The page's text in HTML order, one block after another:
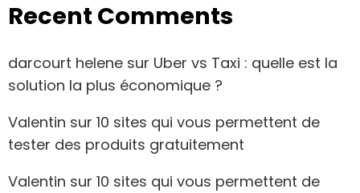
Recent Comments
darcourt helene sur Uber vs Taxi : quelle est la
solution la plus économique ?
Valentin sur 10 sites qui vous permettent de
tester des produits gratuitement
Valentin sur 10 sites qui vous permettent de